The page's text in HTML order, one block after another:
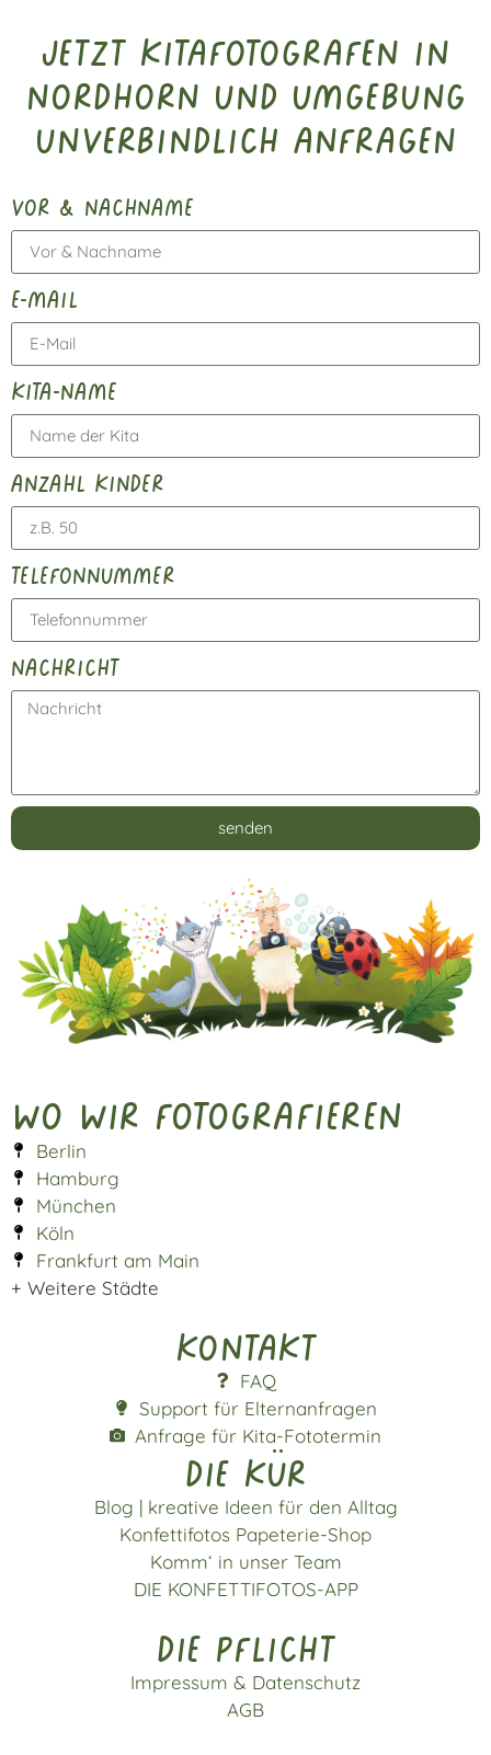
Jetzt Kitafotografen in
Nordhorn und Umgebung
unverbindlich anfragen
vor & nachname
e-mail
kita-name
anzahl kinder
telefonnummer
nachricht
senden
Wo wir fotografieren
Berlin
Hamburg
München
Köln
Frankfurt am Main
+ Weitere Städte
Kontakt
FAQ
Support für Elternanfragen
Anfrage für Kita-Fototermin
die kür
Blog | kreative Ideen für den Alltag
Konfettifotos Papeterie-Shop
Komm‘ in unser Team
DIE KONFETTIFOTOS-APP
die pflicht
Impressum & Datenschutz
AGB